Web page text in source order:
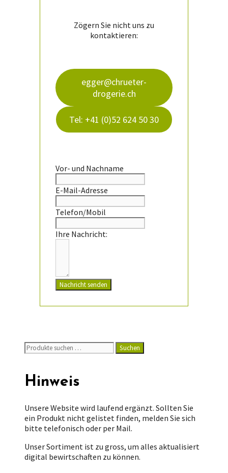
Zögern Sie nicht uns zu
kontaktieren:
egger@chrueter-
drogerie.ch
Tel: +41 (0)52 624 50 30
Vor- und Nachname
E-Mail-Adresse
Telefon/Mobil
Ihre Nachricht:
Nachricht senden
Suchen
nach:
Suchen
Hinweis
Unsere Website wird laufend ergänzt. Sollten Sie
ein Produkt nicht gelistet finden, melden Sie sich
bitte telefonisch oder per Mail.
Unser Sortiment ist zu gross, um alles aktualisiert
digital bewirtschaften zu können.